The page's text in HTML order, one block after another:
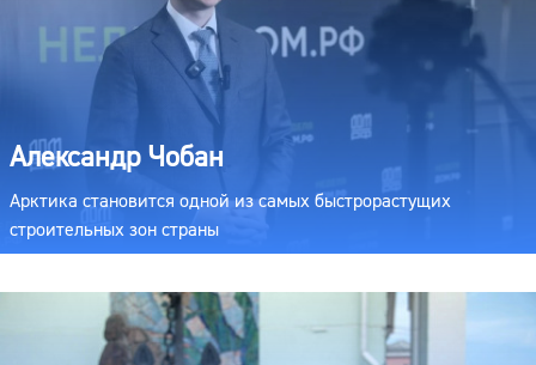
Александр Чобан
Арктика становится одной из самых быстрорастущих
строительных зон страны